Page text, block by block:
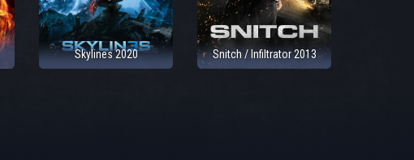
Skylines 2020 Snitch / Infiltrator 2013